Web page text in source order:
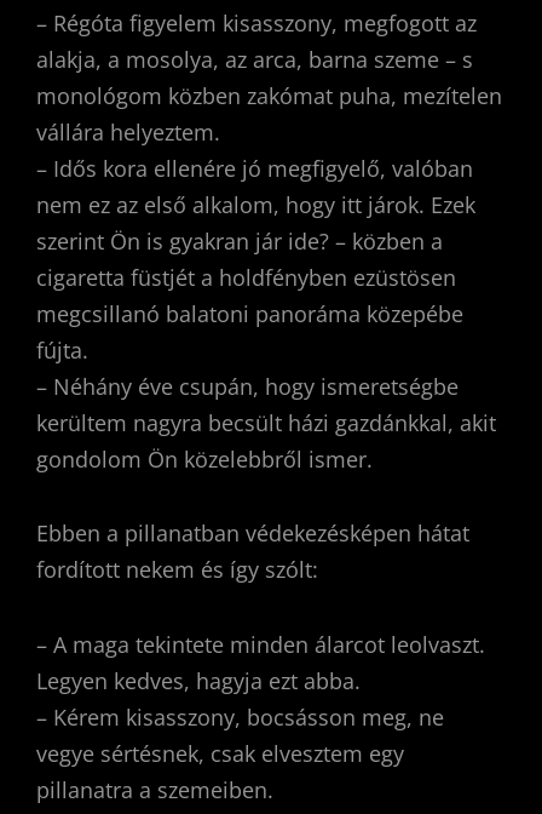
– Régóta figyelem kisasszony, megfogott az
alakja, a mosolya, az arca, barna szeme – s
monológom közben zakómat puha, mezítelen
vállára helyeztem.
– Idős kora ellenére jó megfigyelő, valóban
nem ez az első alkalom, hogy itt járok. Ezek
szerint Ön is gyakran jár ide? – közben a
cigaretta füstjét a holdfényben ezüstösen
megcsillanó balatoni panoráma közepébe
fújta.
– Néhány éve csupán, hogy ismeretségbe
kerültem nagyra becsült házi gazdánkkal, akit
gondolom Ön közelebbről ismer.
Ebben a pillanatban védekezésképen hátat
fordított nekem és így szólt:
– A maga tekintete minden álarcot leolvaszt.
Legyen kedves, hagyja ezt abba.
– Kérem kisasszony, bocsásson meg, ne
vegye sértésnek, csak elvesztem egy
pillanatra a szemeiben.